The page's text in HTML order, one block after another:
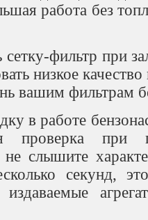
работа без
фильтр при
низкое
вашим фильтрам
в работе
проверка при
слышите
секунд,
издаваемые